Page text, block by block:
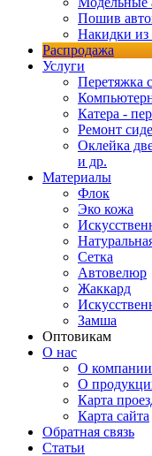
Пошив
Накидки из
Распродажа
Услуги
Перетяжка
Катера -
Ремонт
Оклейка
и др.
Материалы
Флок
Эко кожа
Сетка
Автовелюр
Жаккард
Замша
Оптовикам
О нас
О компании
О
Карта
Карта сайта
Обратная связь
Статьи